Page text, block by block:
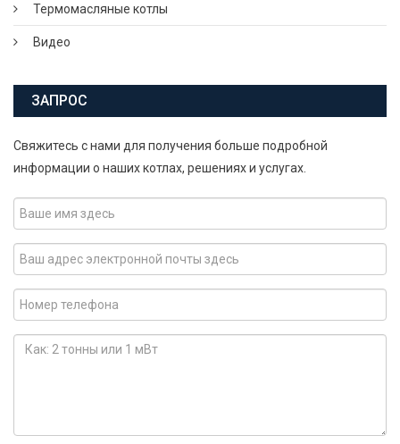
Термомасляные котлы
Видео
ЗАПРОС
Свяжитесь с нами для получения больше подробной
информации о наших котлах, решениях и услугах.